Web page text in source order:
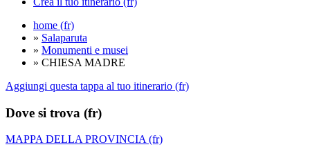
home (fr)
» Salaparuta
» Monumenti e musei
» CHIESA MADRE
Aggiungi questa tappa al tuo itinerario (fr)
Dove si trova (fr)
MAPPA DELLA PROVINCIA (fr)